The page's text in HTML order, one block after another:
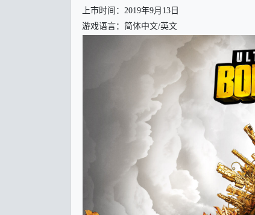
上市时间：2019年9月13日
游戏语言：简体中文/英文